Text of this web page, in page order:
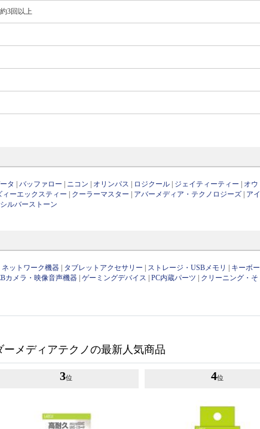
3回以上
タ |バッファロー ニコン オリンパス ロジクール ジェイティーティー
オウ
ィーエックスティー クーラーマスター アバーメディア・テクノロジーズ
アイ
シルバーストーン
ットワーク機器 タブレットアクセサリー ストレージ・USBメモリ
キーボー
カメラ・映像音声機器 |ゲーミングデバイス |PC内蔵パーツ
クリーニング・そ
ーメディアテクノの最新人気商品
3位 4位